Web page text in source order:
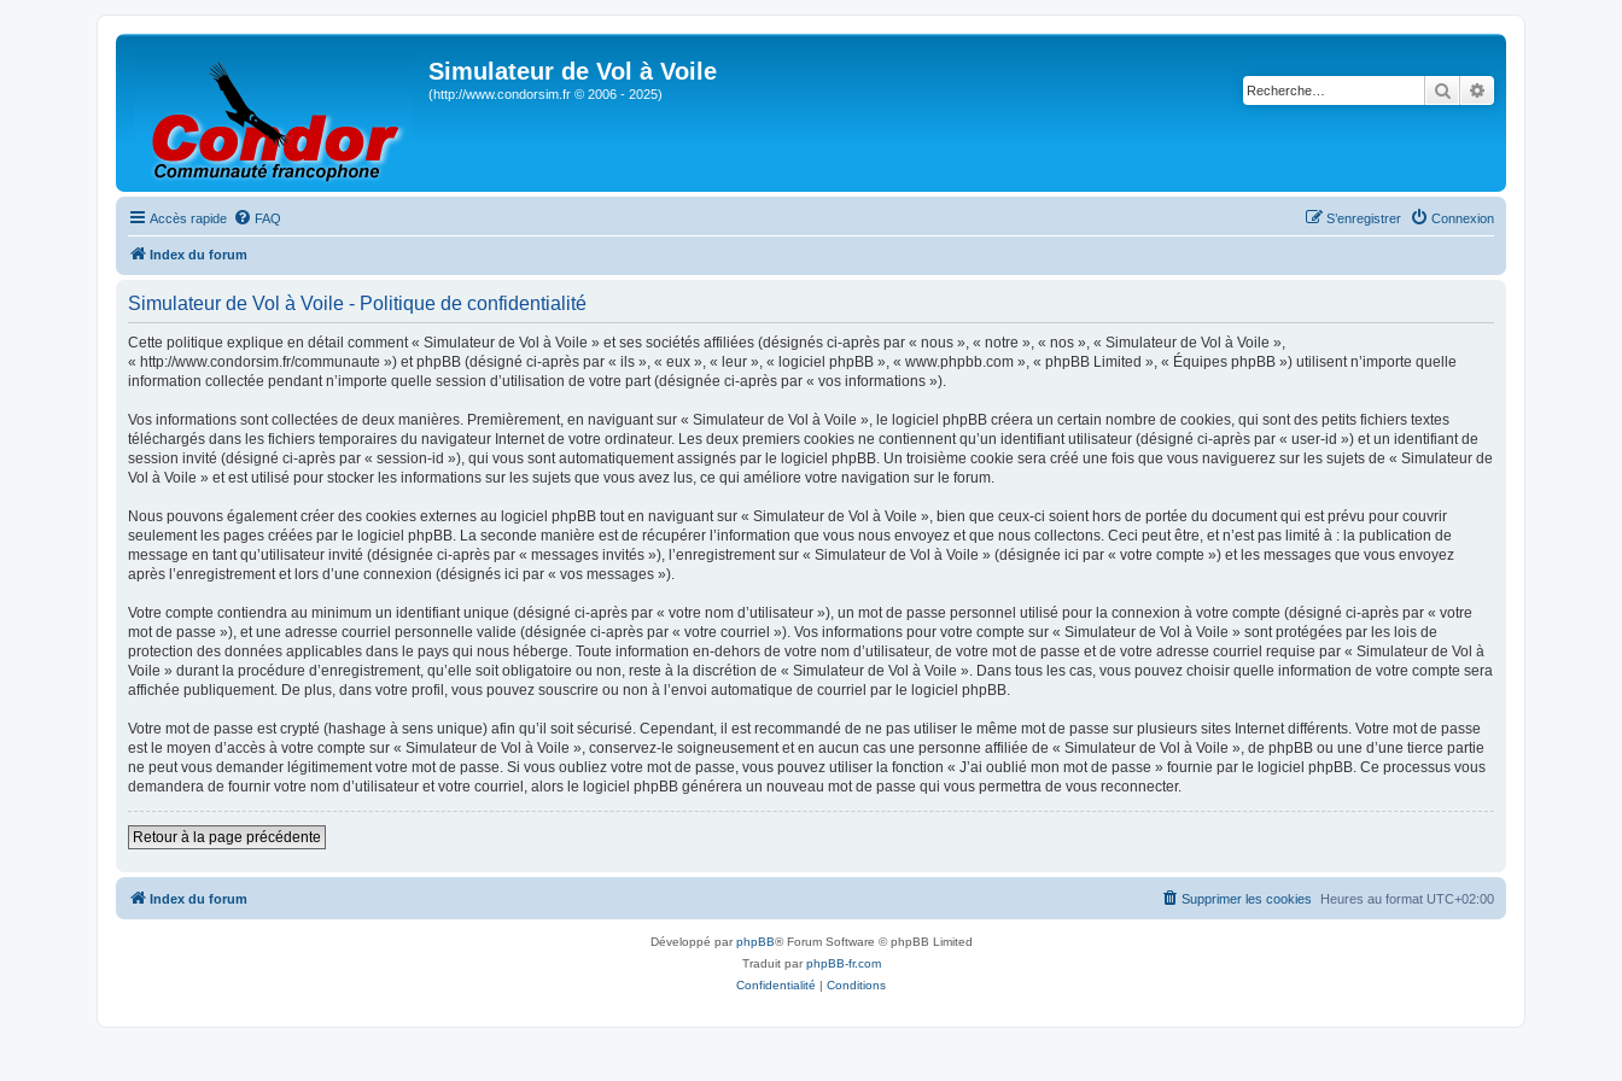
Simulateur de Vol à Voile
(http://www.condorsim.fr © 2006 - 2025) Rechercher
Accès rapide FAQ Connexion
S’enregistrer
Index du forum
Simulateur de Vol à Voile - Politique de confidentialité
Cette politique explique en détail comment « Simulateur de Vol à Voile » et ses sociétés affiliées (désignés ci-après par « nous », « notre », « nos », « Simulateur de Vol à Voile »,
« http://www.condorsim.fr/communaute ») et phpBB (désigné ci-après par « ils », « eux », « leur », « logiciel phpBB », « www.phpbb.com », « phpBB Limited », « Équipes phpBB ») utilisent n’importe quelle
information collectée pendant n’importe quelle session d’utilisation de votre part (désignée ci-après par « vos informations »).
Vos informations sont collectées de deux manières. Premièrement, en naviguant sur « Simulateur de Vol à Voile », le logiciel phpBB créera un certain nombre de cookies, qui sont des petits fichiers textes
téléchargés dans les fichiers temporaires du navigateur Internet de votre ordinateur. Les deux premiers cookies ne contiennent qu’un identifiant utilisateur (désigné ci-après par « user-id ») et un identifiant de
session invité (désigné ci-après par « session-id »), qui vous sont automatiquement assignés par le logiciel phpBB. Un troisième cookie sera créé une fois que vous naviguerez sur les sujets de « Simulateur de
Vol à Voile » et est utilisé pour stocker les informations sur les sujets que vous avez lus, ce qui améliore votre navigation sur le forum.
Nous pouvons également créer des cookies externes au logiciel phpBB tout en naviguant sur « Simulateur de Vol à Voile », bien que ceux-ci soient hors de portée du document qui est prévu pour couvrir
seulement les pages créées par le logiciel phpBB. La seconde manière est de récupérer l’information que vous nous envoyez et que nous collectons. Ceci peut être, et n’est pas limité à : la publication de
message en tant qu’utilisateur invité (désignée ci-après par « messages invités »), l’enregistrement sur « Simulateur de Vol à Voile » (désignée ici par « votre compte ») et les messages que vous envoyez
après l’enregistrement et lors d’une connexion (désignés ici par « vos messages »).
Votre compte contiendra au minimum un identifiant unique (désigné ci-après par « votre nom d’utilisateur »), un mot de passe personnel utilisé pour la connexion à votre compte (désigné ci-après par « votre
mot de passe »), et une adresse courriel personnelle valide (désignée ci-après par « votre courriel »). Vos informations pour votre compte sur « Simulateur de Vol à Voile » sont protégées par les lois de
protection des données applicables dans le pays qui nous héberge. Toute information en-dehors de votre nom d’utilisateur, de votre mot de passe et de votre adresse courriel requise par « Simulateur de Vol à
Voile » durant la procédure d’enregistrement, qu’elle soit obligatoire ou non, reste à la discrétion de « Simulateur de Vol à Voile ». Dans tous les cas, vous pouvez choisir quelle information de votre compte sera
affichée publiquement. De plus, dans votre profil, vous pouvez souscrire ou non à l’envoi automatique de courriel par le logiciel phpBB.
Votre mot de passe est crypté (hashage à sens unique) afin qu’il soit sécurisé. Cependant, il est recommandé de ne pas utiliser le même mot de passe sur plusieurs sites Internet différents. Votre mot de passe
est le moyen d’accès à votre compte sur « Simulateur de Vol à Voile », conservez-le soigneusement et en aucun cas une personne affiliée de « Simulateur de Vol à Voile », de phpBB ou une d’une tierce partie
ne peut vous demander légitimement votre mot de passe. Si vous oubliez votre mot de passe, vous pouvez utiliser la fonction « J’ai oublié mon mot de passe » fournie par le logiciel phpBB. Ce processus vous
demandera de fournir votre nom d’utilisateur et votre courriel, alors le logiciel phpBB générera un nouveau mot de passe qui vous permettra de vous reconnecter.
Retour à la page précédente
Index du forum Heures au format UTC+02:00
Supprimer les cookies
Développé parphpBB® Forum Software © phpBB Limited
Traduit parphpBB-fr.com
Confidentialité | Conditions